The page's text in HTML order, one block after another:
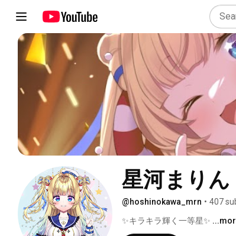
星河まりん
@hoshinokawa_mrn • 407
✨️キラキラ輝く一等星✨